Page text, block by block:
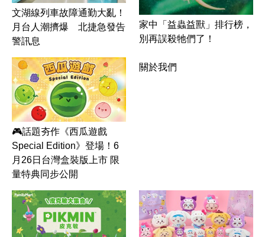
文湖線列車故障通勤大亂！
月台人潮擠爆 北捷急發告
警訊息
家中「益蟲益獸」排行榜，
別再誤殺牠們了！
🎮話題夯作《西瓜遊戲
Special Edition》登場！6
月26日台灣盒裝版上市 限
量特典同步公開
關於我們